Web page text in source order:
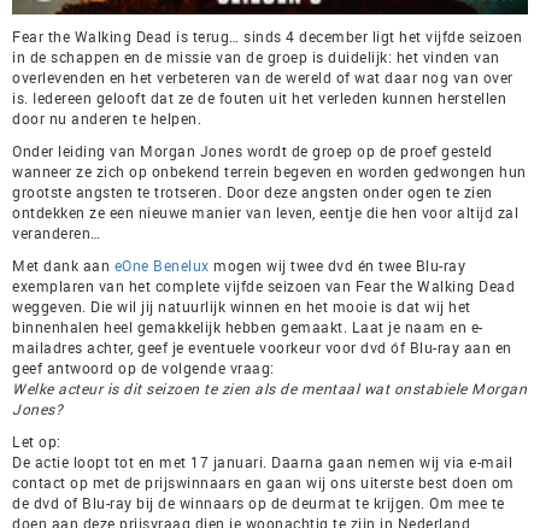
Fear the Walking Dead is terug… sinds 4 december ligt het vijfde seizoen
in de schappen en de missie van de groep is duidelijk: het vinden van
overlevenden en het verbeteren van de wereld of wat daar nog van over
is. Iedereen gelooft dat ze de fouten uit het verleden kunnen herstellen
door nu anderen te helpen.
Onder leiding van Morgan Jones wordt de groep op de proef gesteld
wanneer ze zich op onbekend terrein begeven en worden gedwongen hun
grootste angsten te trotseren. Door deze angsten onder ogen te zien
ontdekken ze een nieuwe manier van leven, eentje die hen voor altijd zal
veranderen…
Met dank aan eOne Benelux mogen wij twee dvd én twee Blu-ray
exemplaren van het complete vijfde seizoen van Fear the Walking Dead
weggeven. Die wil jij natuurlijk winnen en het mooie is dat wij het
binnenhalen heel gemakkelijk hebben gemaakt. Laat je naam en e-
mailadres achter, geef je eventuele voorkeur voor dvd óf Blu-ray aan en
geef antwoord op de volgende vraag:
Welke acteur is dit seizoen te zien als de mentaal wat onstabiele Morgan
Jones?
Let op:
De actie loopt tot en met 17 januari. Daarna gaan nemen wij via e-mail
contact op met de prijswinnaars en gaan wij ons uiterste best doen om
de dvd of Blu-ray bij de winnaars op de deurmat te krijgen. Om mee te
doen aan deze prijsvraag dien je woonachtig te zijn in Nederland.